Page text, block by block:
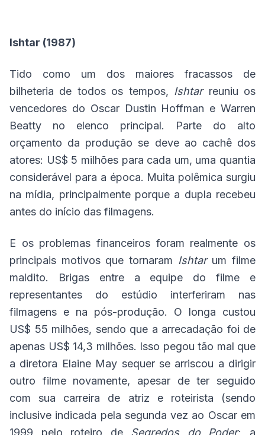
Ishtar (1987)
Tido como um dos maiores fracassos de
bilheteria de todos os tempos, Ishtarreuniu os
vencedores do Oscar Dustin Hoffman e Warren
Beatty no elenco principal. Parte do alto
orçamento da produção se deve ao cachê dos
atores: US$ 5 milhões para cada um, uma quantia
considerável para a época. Muita polêmica surgiu
na mídia, principalmente porque a dupla recebeu
antes do início das filmagens.
E os problemas financeiros foram realmente os
principais motivos que tornaram Ishtar um filme
maldito. Brigas entre a equipe do filme e
representantes do estúdio interferiram nas
filmagens e na pós-produção. O longa custou
US$ 55 milhões, sendo que a arrecadação foi de
apenas US$ 14,3 milhões. Isso pegou tão mal que
a diretora Elaine May sequer se arriscou a dirigir
outro filme novamente, apesar de ter seguido
com sua carreira de atriz e roteirista (sendo
inclusive indicada pela segunda vez ao Oscar em